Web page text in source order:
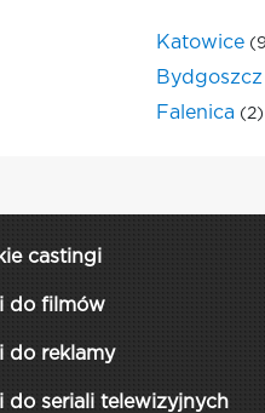
Katowice
Bydgoszcz
Falenica (2)
castingi
do filmów
do reklamy
do seriali telewizyjnych